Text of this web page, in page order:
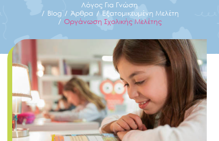
Λόγος Για Γνώση
Blog
Άρθρα
Εξατομικευμένη Μελέτη
Οργάνωση Σχολικής Μελέτης